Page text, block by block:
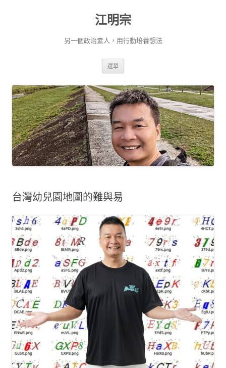
江明宗
另一個政治素人，用行動培養想法
選單
台灣幼兒園地圖的難與易